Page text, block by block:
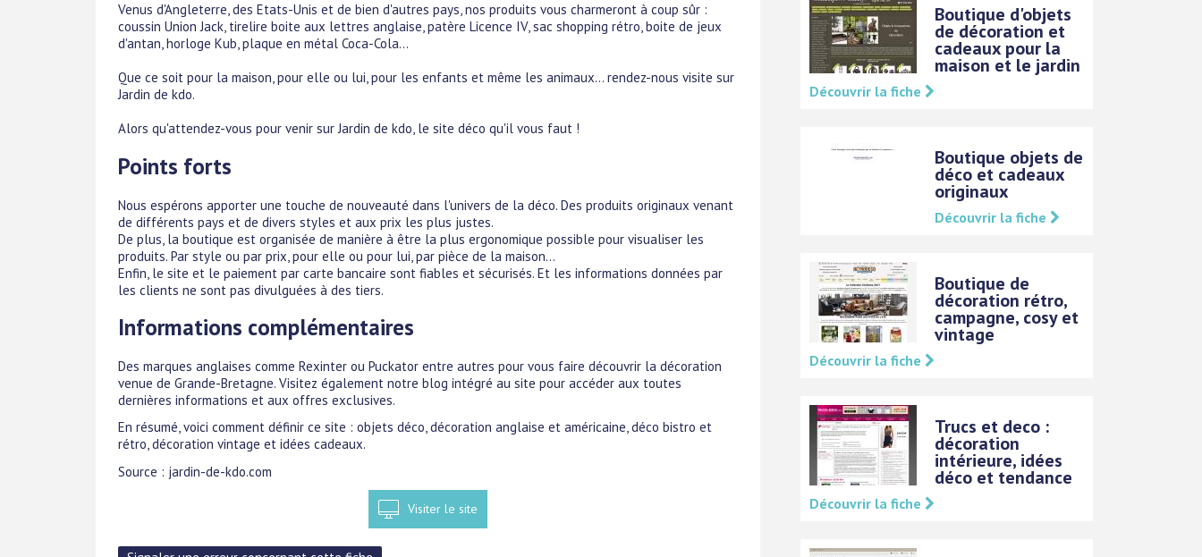
Venus d'Angleterre, des Etats-Unis et de bien d'autres pays, nos produits vous charmeront à coup sûr :
coussin Union Jack, tirelire boite aux lettres anglaise, patère Licence IV, sac shopping rétro, boite de jeux
d'antan, horloge Kub, plaque en métal Coca-Cola...
Que ce soit pour la maison, pour elle ou lui, pour les enfants et même les animaux... rendez-nous visite sur
Jardin de kdo.
Alors qu'attendez-vous pour venir sur Jardin de kdo, le site déco qu'il vous faut !
Points forts
Nous espérons apporter une touche de nouveauté dans l'univers de la déco. Des produits originaux venant
de différents pays et de divers styles et aux prix les plus justes.
De plus, la boutique est organisée de manière à être la plus ergonomique possible pour visualiser les
produits. Par style ou par prix, pour elle ou pour lui, par pièce de la maison...
Enfin, le site et le paiement par carte bancaire sont fiables et sécurisés. Et les informations données par
les clients ne sont pas divulguées à des tiers.
Informations complémentaires
Des marques anglaises comme Rexinter ou Puckator entre autres pour vous faire découvrir la décoration
venue de Grande-Bretagne. Visitez également notre blog intégré au site pour accéder aux toutes
dernières informations et aux offres exclusives.
En résumé, voici comment définir ce site : objets déco, décoration anglaise et américaine, déco bistro et
rétro, décoration vintage et idées cadeaux.
Source : jardin-de-kdo.com
Visiter le site
Boutique d'objets
de décoration et
cadeaux pour la
maison et le jardin
Découvrir la fiche
Boutique objets de
déco et cadeaux
originaux
Découvrir la fiche
Boutique de
décoration rétro,
campagne, cosy et
vintage
Découvrir la fiche
Trucs et deco :
décoration
intérieure, idées
déco et tendance
Découvrir la fiche